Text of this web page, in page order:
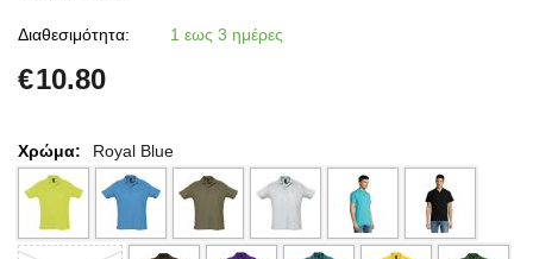
Διαθεσιμότητα: 1 εως 3 ημέρες
€10.80
Χρώμα: Royal Blue